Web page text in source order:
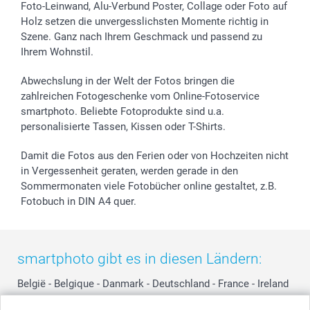
Sticker & Etiketten
Geschenk-Gutscheine (PDF)
Presse
Partnerprogramme
Investor Relations
Widerrufsrecht
Kommunion & Konfirmation
Hochzeit
Geburtstag
Zu allen Anlässen
48h Lieferung
Zahlungsmöglichkeiten
Anmelden /Registrieren
Status der Bestellung
smartfriends
smartgarantie
smartbonus
Foto-Leinwand, Alu-Verbund Poster, Collage oder Foto auf
Holz setzen die unvergesslichsten Momente richtig in
Szene. Ganz nach Ihrem Geschmack und passend zu
Ihrem Wohnstil.
Abwechslung in der Welt der Fotos bringen die
zahlreichen Fotogeschenke vom Online-Fotoservice
smartphoto. Beliebte Fotoprodukte sind u.a.
personalisierte Tassen, Kissen oder T-Shirts.
Damit die Fotos aus den Ferien oder von Hochzeiten nicht
in Vergessenheit geraten, werden gerade in den
Sommermonaten viele Fotobücher online gestaltet, z.B.
Fotobuch in DIN A4 quer.
smartphoto gibt es in diesen Ländern:
België - Belgique - Danmark - Deutschland - France - Ireland